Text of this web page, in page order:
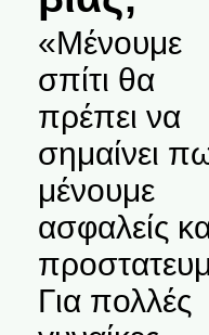
«Μένουμε
σπίτι θα
πρέπει να
σημαίνει
μένουμε
ασφαλείς
Για πολλές